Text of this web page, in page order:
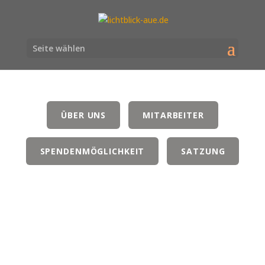
Seite wählen
ÜBER UNS MITARBEITER
SPENDENMÖGLICHKEIT SATZUNG